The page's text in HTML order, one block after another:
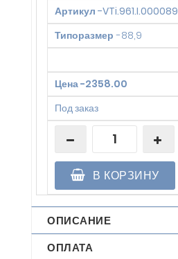
Артикул -VTi.961.I.000089
Типоразмер -88,9
Цена-2358.00
Под заказ
В КОРЗИНУ
ОПИСАНИЕ
ОПЛАТА